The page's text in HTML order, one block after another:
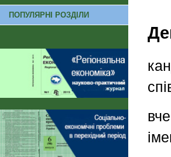
ПОПУЛЯРНІ РОЗДІЛИ